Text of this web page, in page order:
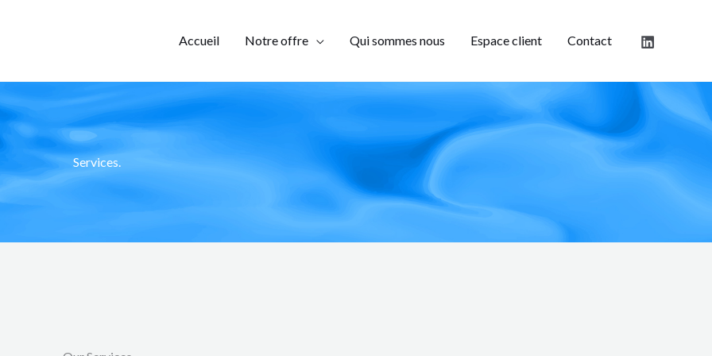
Accueil Notre offre Qui sommes nous Espace client Contact
Services.​